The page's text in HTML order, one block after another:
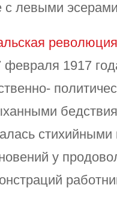
с левыми
февраля 1917
у